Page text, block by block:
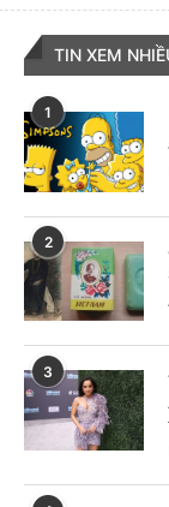
TIN XEM
1
2
3